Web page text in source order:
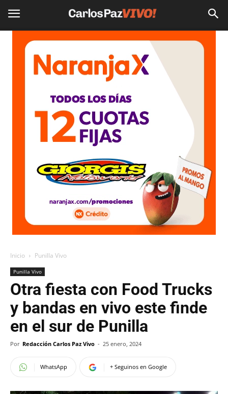
Inicio Punilla Vivo
Punilla Vivo
Otra fiesta con Food Trucks
y bandas en vivo este finde
en el sur de Punilla
Por Redacción Carlos Paz Vivo - 25 enero, 2024
WhatsApp + Seguinos en Google